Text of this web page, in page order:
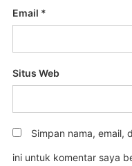
Email *
Situs Web
Simpan nama, email,
ini untuk komentar saya